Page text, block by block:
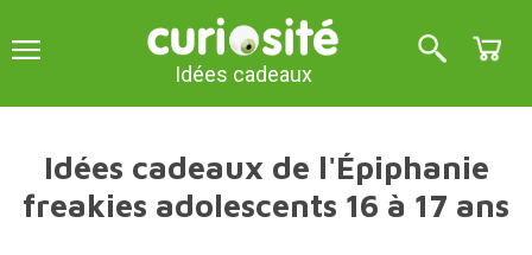
Idées cadeaux
Idées cadeaux de l'Épiphanie
freakies adolescents 16 à 17 ans